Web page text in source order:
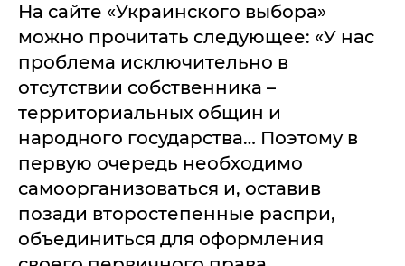
На сайте «Украинского выбора»
можно прочитать следующее: «У нас
проблема исключительно в
отсутствии собственника –
территориальных общин и
народного государства… Поэтому в
первую очередь необходимо
самоорганизоваться и, оставив
позади второстепенные распри,
объединиться для оформления